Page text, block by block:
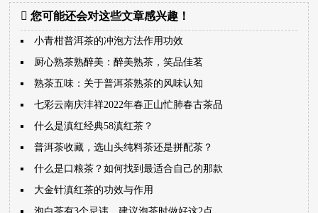
您可能还会对这些文章感兴趣！
小青柑普洱茶的冲泡方法作用功效
厨心熟茶熟醉美：醉美熟茶，笑品佳茗
熟茶五味：关于普洱茶熟茶的风味认知
七彩云南庆沣祥2022年春正山忙肺春古茶品
什么是滇红经典58滇红茶？
普洱茶收藏，选山头纯料茶还是拼配茶？
什么是口粮茶？如何找到最适合自己的那款
大金针滇红茶的功效与作用